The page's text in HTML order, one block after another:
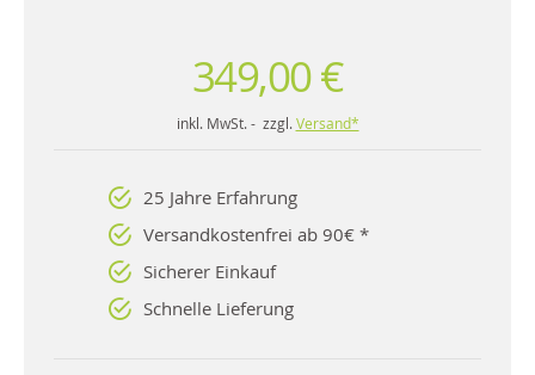
349,00 €
inkl. MwSt. - zzgl. Versand*
25 Jahre Erfahrung
Versandkostenfrei ab 90€ *
Sicherer Einkauf
Schnelle Lieferung